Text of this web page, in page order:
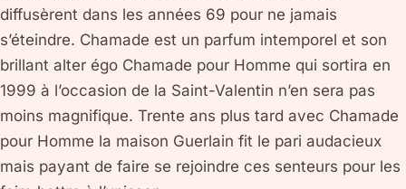
diffusèrent dans les années 69 pour ne jamais
s’éteindre. Chamade est un parfum intemporel et son
brillant alter égo Chamade pour Homme qui sortira en
1999 à l’occasion de la Saint-Valentin n’en sera pas
moins magnifique. Trente ans plus tard avec Chamade
pour Homme la maison Guerlain fit le pari audacieux
mais payant de faire se rejoindre ces senteurs pour les